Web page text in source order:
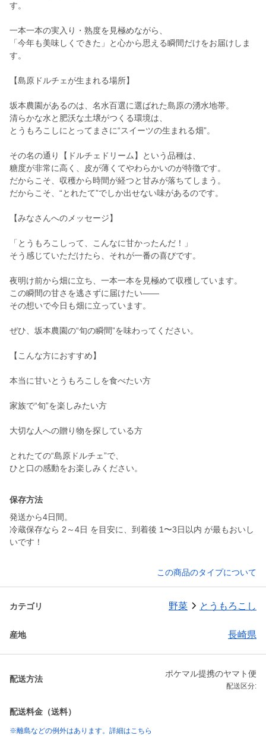
す。
一本一本の実入り・熟度を見極めながら、
「今年も美味しくできた」と心から思える瞬間だけをお届けしま
す。
【島原ドルチェが生まれる場所】
坂本農園があるのは、名水百選に選ばれた島原の湧水地帯。
清らかな水と肥沃な土壌がつくる環境は、
とうもろこしにとってまさに“スイーツの生まれる畑”。
その名の通り【ドルチェドリーム】という品種は、
糖度が非常に高く、皮が薄くてやわらかいのが特徴です。
だからこそ、収穫から時間が経つと甘みが落ちてしまう。
だからこそ、“とれたて”でしか出せない味があるのです。
【みなさんへのメッセージ】
「とうもろこしって、こんなに甘かったんだ！」
そう感じていただけたら、それが一番の喜びです。
夜明け前から畑に立ち、一本一本を見極めて収穫しています。
この瞬間の甘さを逃さずに届けたい――
その想いで今日も畑に立っています。
ぜひ、坂本農園の“旬の瞬間”を味わってください。
【こんな方におすすめ】
本当に甘いとうもろこしを食べたい方
家族で“旬”を楽しみたい方
大切な人への贈り物を探している方
とれたての“島原ドルチェ”で、
ひと口の感動をお楽しみください。
保存方法
発送から4日間。
冷蔵保存なら 2～4日 を目安に、到着後 1〜3日以内 が最もおいし
いです！
この商品のタイプについて
カテゴリ 野菜 とうもろこし
産地 長崎県
配送方法
ポケマル提携のヤマト便
配送区分:
配送料金（送料）
※離島などの例外はあります。詳細はこちら